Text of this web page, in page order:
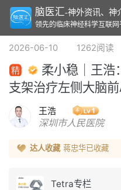
脑医汇-神外资讯、神
领先的临床神经科学互联网
2026-06-10 1262阅读
柔小稳｜王
支架治疗左侧大脑
王浩
深圳市人民医院
达人收藏 蒋忠华已收藏
Tetra专栏